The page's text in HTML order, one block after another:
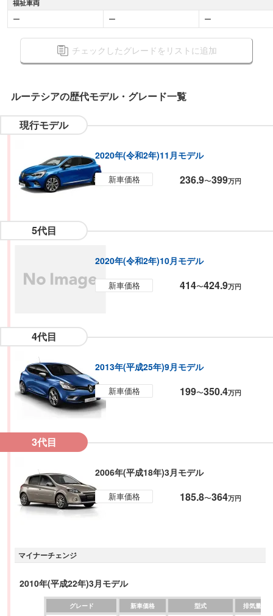
福祉車両
ー ー ー
チェックしたグレードをリストに追加
ルーテシアの歴代モデル・グレード一覧
現行モデル
2020年(令和2年)11月モデル
新車価格 236.9〜399万円
5代目
2020年(令和2年)10月モデル
新車価格 414〜424.9万円
4代目
2013年(平成25年)9月モデル
新車価格 199〜350.4万円
3代目
2006年(平成18年)3月モデル
新車価格 185.8〜364万円
マイナーチェンジ
2010年(平成22年)3月モデル
グレード 新車価格 型式 排気量